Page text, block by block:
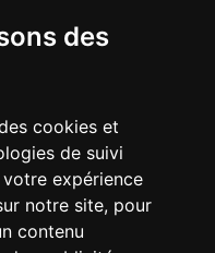
des
cookies et
de suivi
expérience
notre site, pour
contenu
Souprosse
à 11h30 et de 12h30 à
17h00